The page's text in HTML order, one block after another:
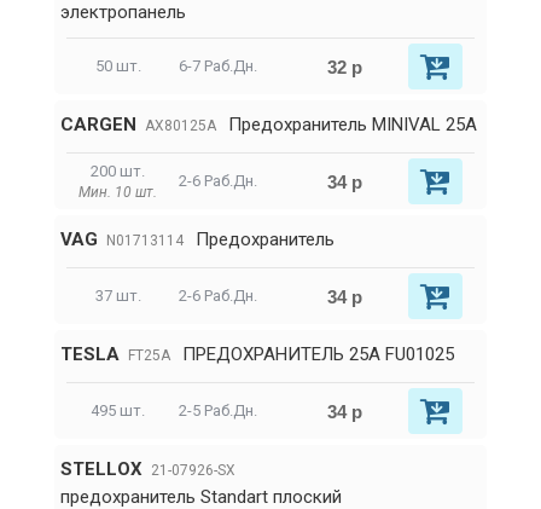
электропанель
50 шт. 6-7 Раб.Дн. 32 р
CARGEN AX80125A Предохранитель MINIVAL 25A
200 шт.
Мин. 10 шт.
2-6 Раб.Дн. 34 р
VAG N01713114 Предохранитель
37 шт. 2-6 Раб.Дн. 34 р
TESLA FT25A ПРЕДОХРАНИТЕЛЬ 25А FU01025
495 шт. 2-5 Раб.Дн. 34 р
STELLOX 21-07926-SX
предохранитель Standart плоский